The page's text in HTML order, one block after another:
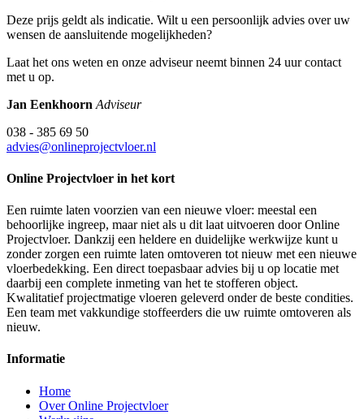
Deze prijs geldt als indicatie. Wilt u een persoonlijk advies over uw
wensen de aansluitende mogelijkheden?
Laat het ons weten en onze adviseur neemt binnen 24 uur contact
met u op.
Jan Eenkhoorn Adviseur
038 - 385 69 50
advies@onlineprojectvloer.nl
Online Projectvloer in het kort
Een ruimte laten voorzien van een nieuwe vloer: meestal een
behoorlijke ingreep, maar niet als u dit laat uitvoeren door Online
Projectvloer. Dankzij een heldere en duidelijke werkwijze kunt u
zonder zorgen een ruimte laten omtoveren tot nieuw met een nieuwe
vloerbedekking. Een direct toepasbaar advies bij u op locatie met
daarbij een complete inmeting van het te stofferen object.
Kwalitatief projectmatige vloeren geleverd onder de beste condities.
Een team met vakkundige stoffeerders die uw ruimte omtoveren als
nieuw.
Informatie
Home
Over Online Projectvloer